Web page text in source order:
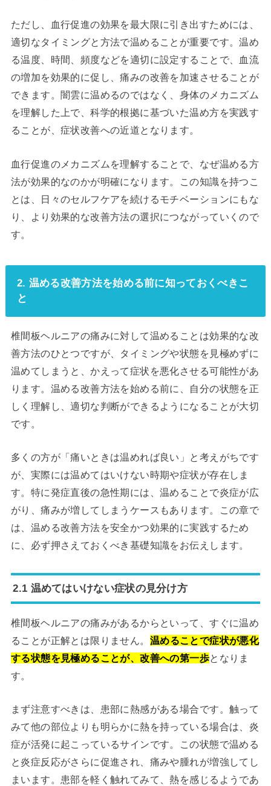
ただし、血行促進の効果を最大限に引き出すためには、
適切なタイミングと方法で温めることが重要です。温め
る温度、時間、頻度などを適切に設定することで、血流
の増加を効果的に促し、痛みの改善を加速させることが
できます。闇雲に温めるのではなく、身体のメカニズム
を理解した上で、科学的根拠に基づいた温め方を実践す
ることが、症状改善への近道となります。
血行促進のメカニズムを理解することで、なぜ温める方
法が効果的なのかが明確になります。この知識を持つこ
とは、日々のセルフケアを続けるモチベーションにもな
り、より効果的な改善方法の選択につながっていくので
す。
2. 温める改善方法を始める前に知っておくべきこ
と
椎間板ヘルニアの痛みに対して温めることは効果的な改
善方法のひとつですが、タイミングや状態を見極めずに
温めてしまうと、かえって症状を悪化させる可能性があ
ります。温める改善方法を始める前に、自分の状態を正
しく理解し、適切な判断ができるようになることが大切
です。
多くの方が「痛いときは温めれば良い」と考えがちです
が、実際には温めてはいけない時期や症状が存在しま
す。特に発症直後の急性期には、温めることで炎症が広
がり、痛みが増してしまうケースもあります。この章で
は、温める改善方法を安全かつ効果的に実践するため
に、必ず押さえておくべき基礎知識をお伝えします。
2.1 温めてはいけない症状の見分け方
椎間板ヘルニアの痛みがあるからといって、すぐに温め
ることが正解とは限りません。 温めることで症状が悪化
する状態を見極めることが、改善への第一歩となりま
す。
まず注意すべきは、患部に熱感がある場合です。触って
みて他の部位よりも明らかに熱を持っている場合は、炎
症が活発に起こっているサインです。この状態で温める
と炎症反応がさらに促進され、痛みや腫れが増強してし
まいます。患部を軽く触れてみて、熱を感じるようであ